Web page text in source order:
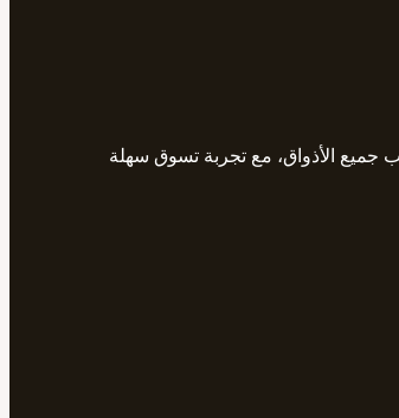
جميع الأذواق، مع تجربة تسوق سهلة